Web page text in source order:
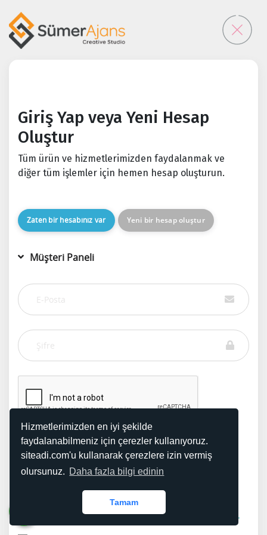
Hizmetlerimizden en iyi şekilde
faydalanabilmeniz için çerezler kullanıyoruz.
siteadi.com'u kullanarak çerezlere izin vermiş
olursunuz. Daha fazla bilgi edinin
Tamam
Giriş Yap veya Yeni Hesap
Oluştur
Tüm ürün ve hizmetlerimizden faydalanmak ve
diğer tüm işlemler için hemen hesap oluşturun.
Zaten bir hesabınız var Yeni bir hesap oluştur
Müşteri Paneli
GİRİŞ YAP